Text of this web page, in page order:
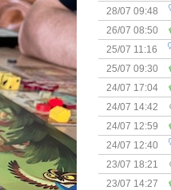
28/07 09:48
26/07 08:50
25/07 11:16
25/07 09:30
Uitbreiding:
24/07 17:04
(Bordspellen)
24/07 14:42
Surprise
24/07 12:59
(Bordspellen)
24/07 12:40
23/07 18:21
start
23/07 14:27